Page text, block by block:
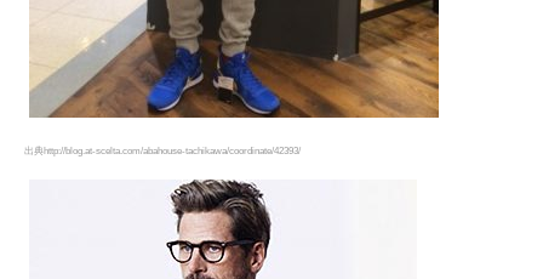
出典http://blog.at-scelta.com/abahouse-tachikawa/coordinate/42393/